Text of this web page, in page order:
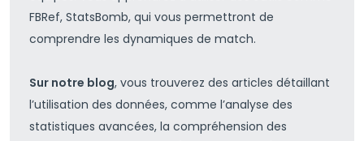
FBRef, StatsBomb, qui vous permettront de
comprendre les dynamiques de match.
Sur notre blog, vous trouverez des articles détaillant
l’utilisation des données, comme l’analyse des
statistiques avancées, la compréhension des